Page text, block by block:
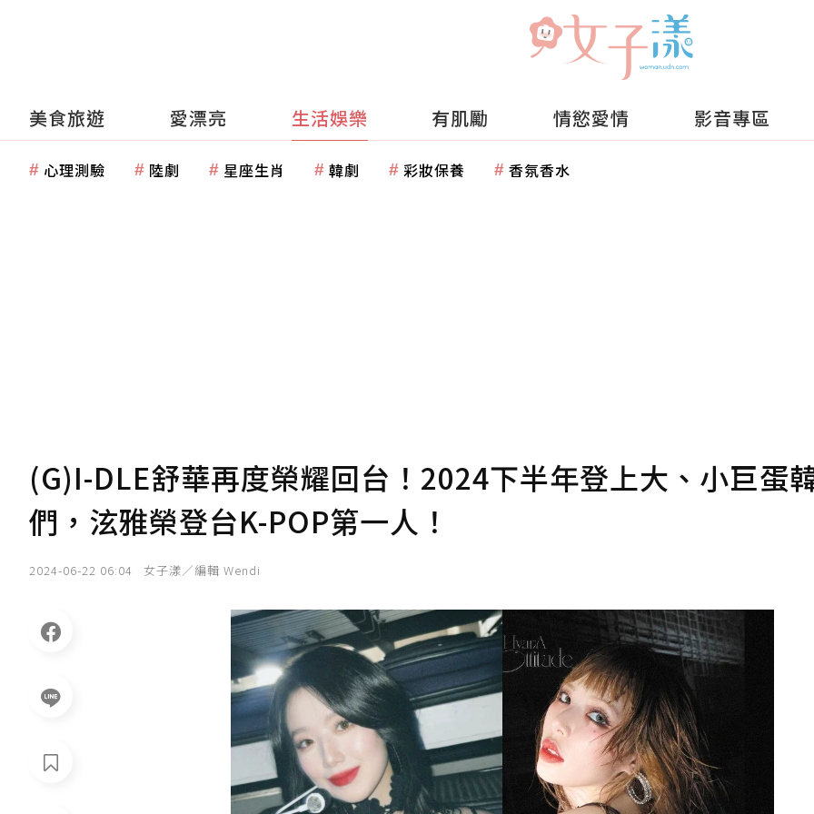
美食旅遊 愛漂亮 生活娛樂 有肌勵 情慾愛情 影音專區
心理測驗 陸劇 星座生肖 韓劇 彩妝保養 香氛香水
(G)I-DLE舒華再度榮耀回台！2024下半年登上大、小巨蛋
們，泫雅榮登台K-POP第一人！
2024-06-22 06:04 女子漾／編輯 Wendi